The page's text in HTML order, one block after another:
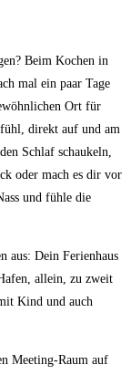
Beim Kochen in
mal ein paar Tage
Ort für
direkt auf und am
Schlaf schaukeln,
oder mach es dir vor
und fühle die
aus: Dein Ferienhaus
allein, zu zweit
Kind und auch
Meeting-Raum auf